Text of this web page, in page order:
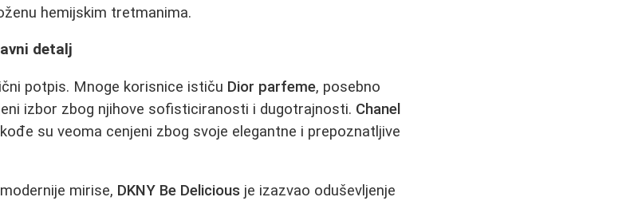
hemijskim tretmanima.
detalj
potpis. Mnoge korisnice ističu Dior parfeme, posebno
izbor zbog njihove sofisticiranosti i dugotrajnosti. Chanel
su veoma cenjeni zbog svoje elegantne i prepoznatljive
mirise, DKNY Be Delicious je izazvao oduševljenje